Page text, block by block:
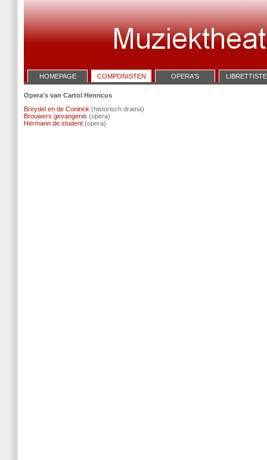
HOMEPAGE COMPONISTEN OPERA'S
Opera's van Cartol Henricus
Breydel en de Coninck (historisch drama)
Brouwers gevangenis (opera)
Hermann de student (opera)